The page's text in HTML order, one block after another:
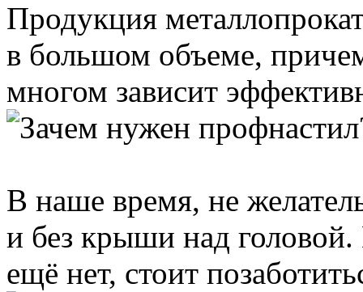
Продукция
в большом объеме,
многом зависит
В наше время, не
и без крыши над
ещё нет, стоит